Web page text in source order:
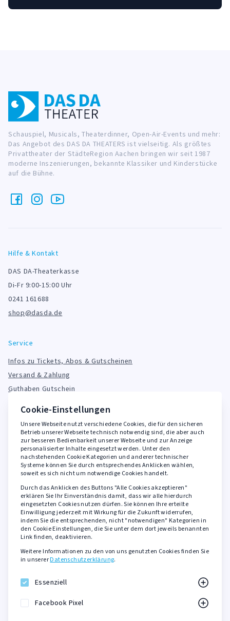
Schauspiel, Musicals, Theaterdinner, Open-Air-Events und mehr:
Das Angebot des DAS DA THEATERS ist vielseitig. Als größtes
Privattheater der StädteRegion Aachen bringen wir seit 1987
moderne Inszenierungen, bekannte Klassiker und Kinderstücke
auf die Bühne.
Hilfe & Kontakt
DAS DA-Theaterkasse
Di-Fr 9:00-15:00 Uhr
0241 161688
shop@dasda.de
Service
Infos zu Tickets, Abos & Gutscheinen
Versand & Zahlung
Guthaben Gutschein
Rechtliches
AGB
Widerrufsbelehrung
Barrierefreiheit
Impressum
Sicher zahlen mit
PayPal
SOFORT Überweisung
KLARNA Rechnungskauf
Cookie-Einstellungen
Unsere Webseite nutzt verschiedene Cookies, die für den sicheren
Betrieb unserer Webseite technisch notwendig sind, die aber auch
zur besseren Bedienbarkeit unserer Webseite und zur Anzeige
personalisierter Inhalte eingesetzt werden. Unter den
nachstehenden Cookie Kategorien und anderer technischer
Systeme können Sie durch entsprechendes Anklicken wählen,
soweit es sich nicht um notwendige Cookies handelt.
Durch das Anklicken des Buttons "Alle Cookies akzeptieren"
erklären Sie Ihr Einverständnis damit, dass wir alle hierdurch
eingesetzten Cookies nutzen dürfen. Sie können Ihre erteilte
Einwilligung jederzeit mit Wirkung für die Zukunft widerrufen,
indem Sie die entsprechenden, nicht "notwendigen" Kategorien in
den Cookie Einstellungen, die Sie unter dem dort jeweils benannten
Link finden, deaktivieren.
Weitere Informationen zu den von uns genutzten Cookies finden Sie
in unsererDatenschutzerklärung.
Essenziell
Facebook Pixel